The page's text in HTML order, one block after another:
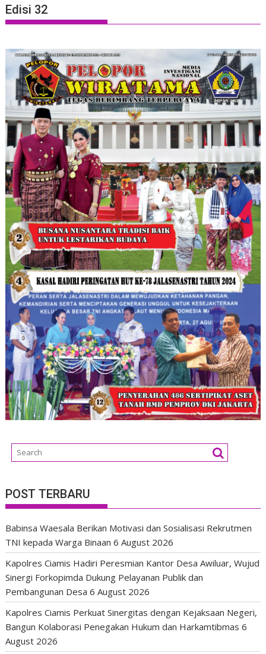
Edisi 32
POST TERBARU
Babinsa Waesala Berikan Motivasi dan Sosialisasi Rekrutmen
TNI kepada Warga Binaan 6 August 2026
Kapolres Ciamis Hadiri Peresmian Kantor Desa Awiluar, Wujud
Sinergi Forkopimda Dukung Pelayanan Publik dan
Pembangunan Desa 6 August 2026
Kapolres Ciamis Perkuat Sinergitas dengan Kejaksaan Negeri,
Bangun Kolaborasi Penegakan Hukum dan Harkamtibmas 6
August 2026